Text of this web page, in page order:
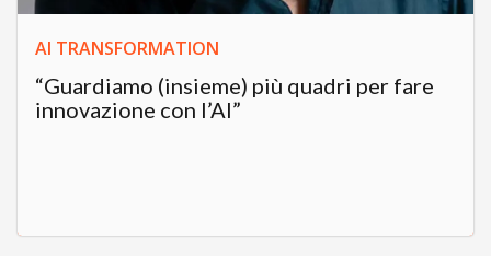
AI TRANSFORMATION
“Guardiamo (insieme) più quadri per fare
innovazione con l’AI”